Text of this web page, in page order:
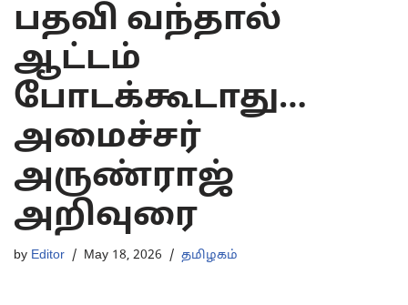
பதவி வந்தால்
ஆட்டம்
போடக்கூடாது…
அமைச்சர்
அருண்ராஜ்
அறிவுரை
by Editor May 18, 2026 தமிழகம்